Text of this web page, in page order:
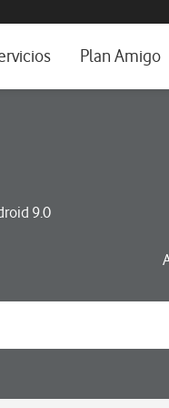
Plan Amigo
9.0